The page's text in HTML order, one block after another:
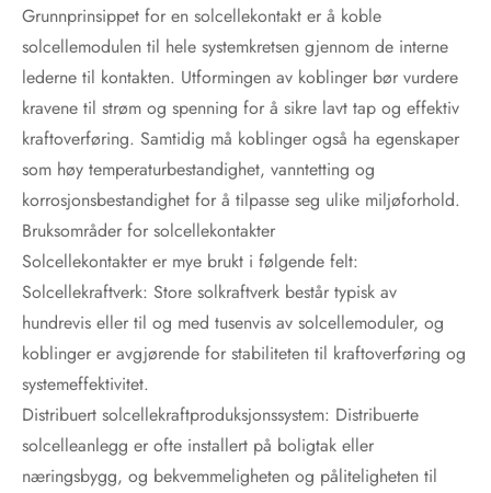
Grunnprinsippet for en solcellekontakt er å koble
solcellemodulen til hele systemkretsen gjennom de interne
lederne til kontakten. Utformingen av koblinger bør vurdere
kravene til strøm og spenning for å sikre lavt tap og effektiv
kraftoverføring. Samtidig må koblinger også ha egenskaper
som høy temperaturbestandighet, vanntetting og
korrosjonsbestandighet for å tilpasse seg ulike miljøforhold.
Bruksområder for solcellekontakter
Solcellekontakter er mye brukt i følgende felt:
Solcellekraftverk: Store solkraftverk består typisk av
hundrevis eller til og med tusenvis av solcellemoduler, og
koblinger er avgjørende for stabiliteten til kraftoverføring og
systemeffektivitet.
Distribuert solcellekraftproduksjonssystem: Distribuerte
solcelleanlegg er ofte installert på boligtak eller
næringsbygg, og bekvemmeligheten og påliteligheten til